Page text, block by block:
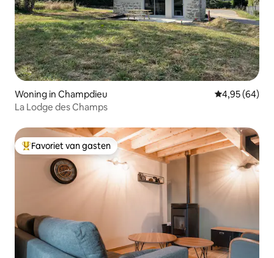
Woning in Champdieu Gemiddelde
4,95 (64)
La Lodge des Champs
Topfavoriet van gasten
Favoriet van gasten